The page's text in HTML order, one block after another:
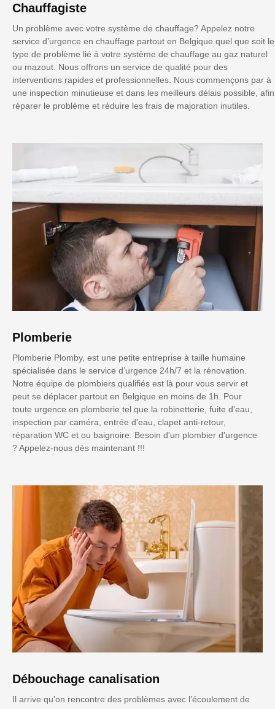
Chauffagiste
Un problème avec votre système de chauffage? Appelez notre
service d’urgence en chauffage partout en Belgique quel que soit le
type de problème lié à votre système de chauffage au gaz naturel
ou mazout. Nous offrons un service de qualité pour des
interventions rapides et professionnelles. Nous commençons par à
une inspection minutieuse et dans les meilleurs délais possible, afin
réparer le problème et réduire les frais de majoration inutiles.
Plomberie
Plomberie Plomby, est une petite entreprise à taille humaine
spécialisée dans le service d’urgence 24h/7 et la rénovation.
Notre équipe de plombiers qualifiés est là pour vous servir et
peut se déplacer partout en Belgique en moins de 1h. Pour
toute urgence en plomberie tel que la robinetterie, fuite d'eau,
inspection par caméra, entrée d'eau, clapet anti-retour,
réparation WC et ou baignoire. Besoin d'un plombier d'urgence
? Appelez-nous dès maintenant !!!
Débouchage canalisation
Il arrive qu'on rencontre des problèmes avec l’écoulement de